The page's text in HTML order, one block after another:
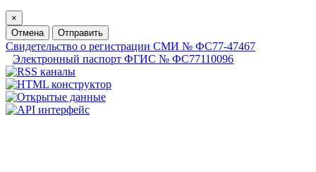
×
Отмена
Отправить
Свидетельство о регистрации СМИ № ФС77-47467
Электронный паспорт ФГИС № ФС77110096